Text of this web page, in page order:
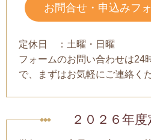
お問合せ・申込みフ
定休日 ：土曜・日曜
フォームのお問い合わせは24
で、まずはお気軽にご連絡く
２０２６年